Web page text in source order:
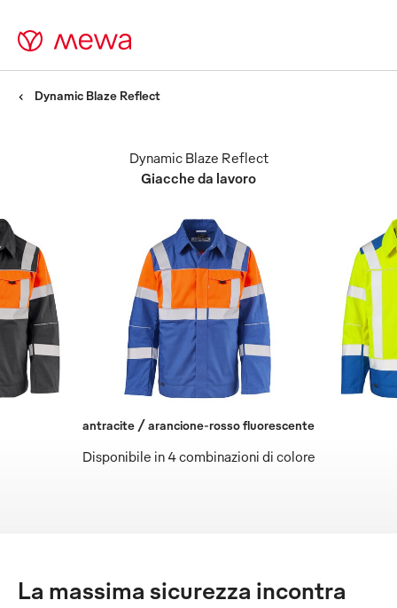
Dynamic Blaze Reflect
Giacche da lavoro
Dynamic Blaze Reflect
Disponibile in 4 combinazioni di colore
antracite / arancione-rosso fluorescente
La massima sicurezza incontra